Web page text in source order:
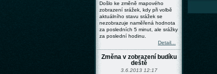
Došlo ke změně mapového
zobrazení srážek, kdy při volbě
aktuálního stavu srážek se
nezobrazuje naměřená hodnota
za posledních 5 minut, ale srážky
za poslední hodinu.
Detail...
Změna v zobrazení budíku
deště
3.6.2013 12:17